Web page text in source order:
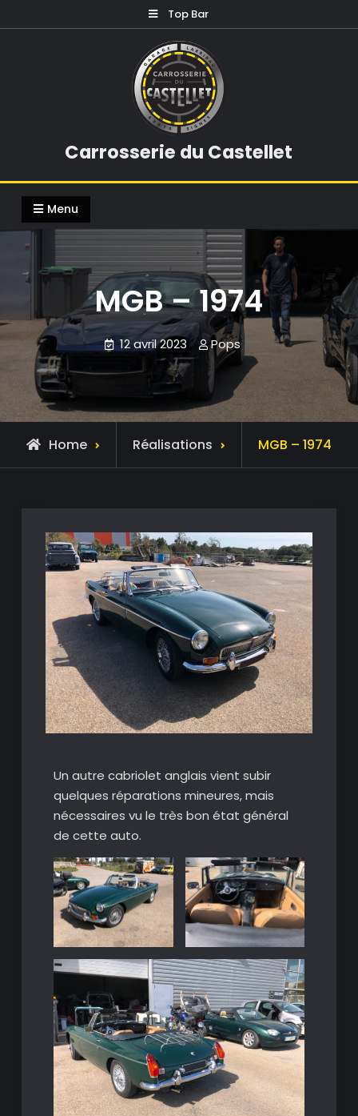
to
Top Bar
Carrosserie du Castellet
Menu
MGB – 1974
12 avril 2023 Pops
Home Réalisations MGB – 1974
Un autre cabriolet anglais vient subir
quelques réparations mineures, mais
nécessaires vu le très bon état général
de cette auto.